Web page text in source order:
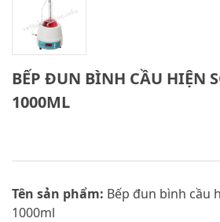
BẾP ĐUN BÌNH CẦU HIỆN
1000ML
Tên sản phẩm: Bếp đun bình cầu
1000ml